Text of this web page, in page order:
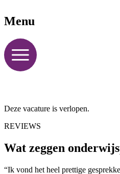
Menu
Deze vacature is verlopen.
REVIEWS
Wat zeggen
“Ik vond het heel prettige